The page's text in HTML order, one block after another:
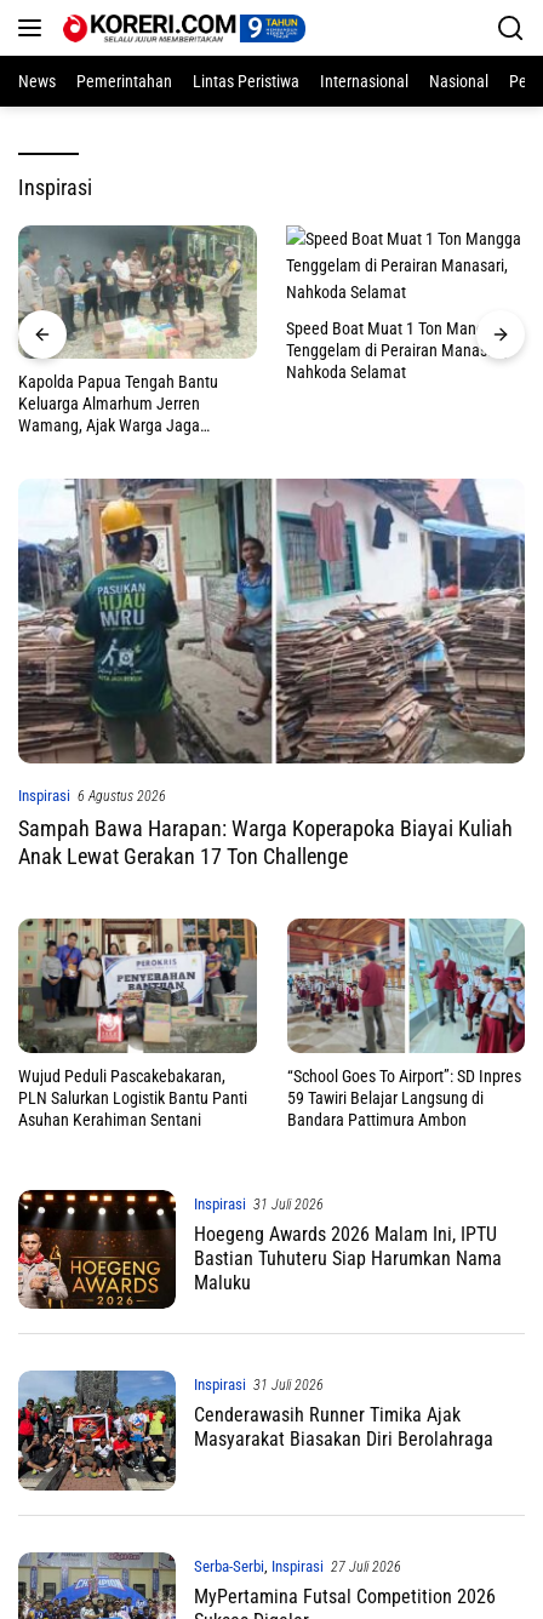
News
Pemerintahan Lintas Peristiwa Internasional Nasional
Inspirasi
Kapolda Papua Tengah Bantu
Keluarga Almarhum Jerren
Wamang, Ajak Warga Jaga
Speed Boat Muat 1 Ton Mangga
Tenggelam di Perairan Manasari,
Nahkoda Selamat
Inspirasi 6 Agustus 2026
Sampah Bawa Harapan: Warga Koperapoka Biayai Kuliah
Anak Lewat Gerakan 17 Ton Challenge
Wujud Peduli Pascakebakaran,
PLN Salurkan Logistik Bantu Panti
Asuhan Kerahiman Sentani
“School Goes To Airport”: SD Inpres
59 Tawiri Belajar Langsung di
Bandara Pattimura Ambon
Inspirasi 31 Juli 2026
Hoegeng Awards 2026 Malam Ini, IPTU
Bastian Tuhuteru Siap Harumkan Nama
Maluku
Inspirasi 31 Juli 2026
Cenderawasih Runner Timika Ajak
Masyarakat Biasakan Diri Berolahraga
Serba-Serbi Inspirasi 27 Juli 2026
MyPertamina Futsal Competition 2026